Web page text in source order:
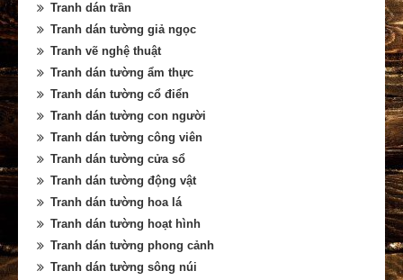
Tranh dán trần
Tranh dán tường giả ngọc
Tranh vẽ nghệ thuật
Tranh dán tường ẩm thực
Tranh dán tường cổ điển
Tranh dán tường con người
Tranh dán tường công viên
Tranh dán tường cửa sổ
Tranh dán tường động vật
Tranh dán tường hoa lá
Tranh dán tường hoạt hình
Tranh dán tường phong cảnh
Tranh dán tường sông núi